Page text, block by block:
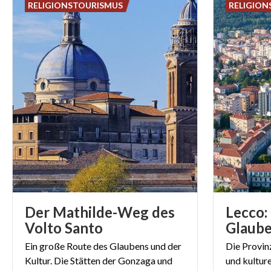
man bei
auf dem
Soprarivo
5 GUTE
Eine
die am
Vom
Mönche
Der Mathilde-Weg des
Volto Santo
Ein große Route des Glaubens und der
Kultur. Die Stätten der Gonzaga und
RELIGIONSTOURISMUS
Die
und